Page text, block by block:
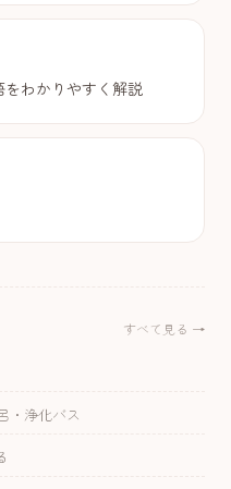
わかりやすく解説
すべて見る →
・浄化バス